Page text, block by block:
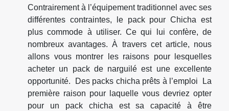
Contrairement à l’équipement traditionnel avec ses
différentes contraintes, le pack pour Chicha est
plus commode à utiliser. Ce qui lui confère, de
nombreux avantages. À travers cet article, nous
allons vous montrer les raisons pour lesquelles
acheter un pack de narguilé est une excellente
opportunité. Des packs chicha prêts à l’emploi La
première raison pour laquelle vous devriez opter
pour un pack chicha est sa capacité à être